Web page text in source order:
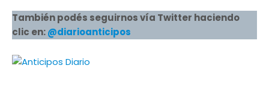
También podés seguirnos vía Twitter haciendo
clic en:@diarioanticipos